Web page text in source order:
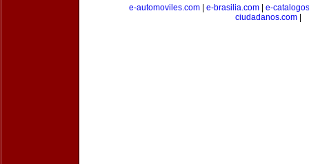
e-automoviles.com
e-brasilia.com
e-
ciudadanos.com